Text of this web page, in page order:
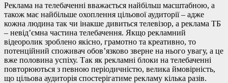
Реклама на телебаченні вважається найбільш масштабною, а
також має найбільше охоплення цільової аудиторії – адже
кожна людина так чи інакше дивиться телевізор, а реклама ТБ
– невід’ємна частина телебачення. Якщо рекламний
відеоролик зроблено якісно, ​​грамотно та креативно, то
потенційний споживач обов’язково зверне на нього увагу, а це
вже половина успіху. Так як рекламні блоки на телебаченні
повторюються з певною періодичністю, велика ймовірність,
що цільова аудиторія спостерігатиме рекламу кілька разів.